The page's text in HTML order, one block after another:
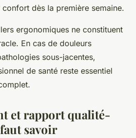
dès la première semaine.
ergonomiques ne constituent
En cas de douleurs
sous-jacentes,
de santé reste essentiel
et rapport qualité-
savoir